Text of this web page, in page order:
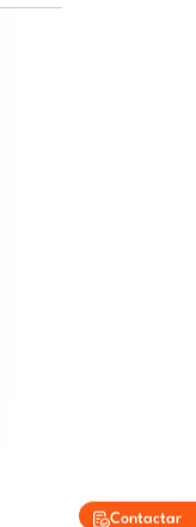
Contactar